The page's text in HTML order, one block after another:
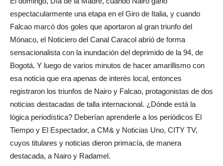
espectacularmente una etapa en el Giro de Italia, y cuando
Falcao marcó dos goles que aportaron al gran triunfo del
Mónaco, el Noticiero del Canal Caracol abrió de forma
sensacionalista con la inundación del deprimido de la 94, de
Bogotá. Y luego de varios minutos de hacer amarillismo con
esa noticia que era apenas de interés local, entonces
registraron los triunfos de Nairo y Falcao, protagonistas de dos
noticias destacadas de talla internacional. ¿Dónde está la
lógica periodística? Deberían aprenderle a los periódicos El
Tiempo y El Espectador, a CM& y Noticias Uno, CITY TV,
cuyos titulares y noticias dieron primacía, de manera
destacada, a Nairo y Radamel.